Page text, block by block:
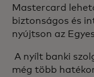
Mastercard
biztonságos és
nyújtson az
A nyílt banki
még több